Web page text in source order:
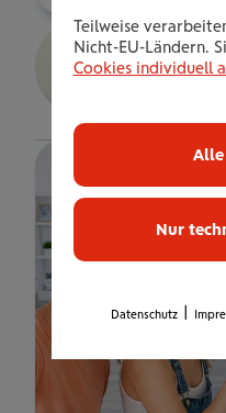
Mag.
Senior
Teilweise
Nicht-EU-Ländern.
Cookies individuell
Nur
Alle
Datenschutz